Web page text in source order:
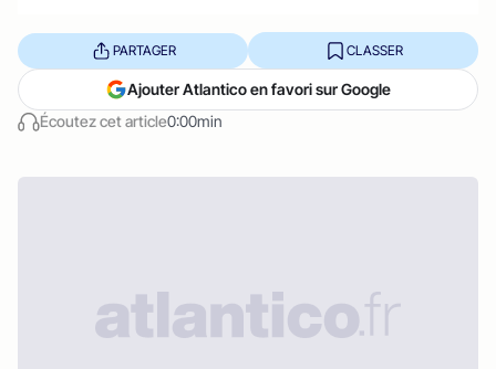
Écoutez cet article0:00min
PARTAGER CLASSER
Ajouter Atlantico en favori sur Google